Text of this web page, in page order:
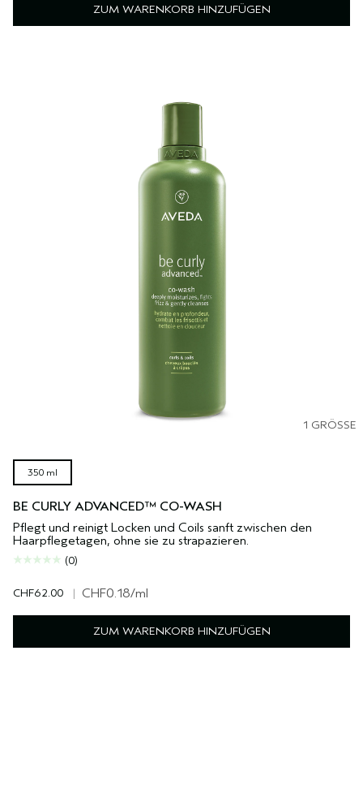
ZUM WARENKORB HINZUFÜGEN
1 GRÖSSE
350 ml
BE CURLY ADVANCED™ CO-WASH
Pflegt und reinigt Locken und Coils sanft zwischen den
Haarpflegetagen, ohne sie zu strapazieren.
(0)
CHF62.00 | CHF0.18/ml
ZUM WARENKORB HINZUFÜGEN